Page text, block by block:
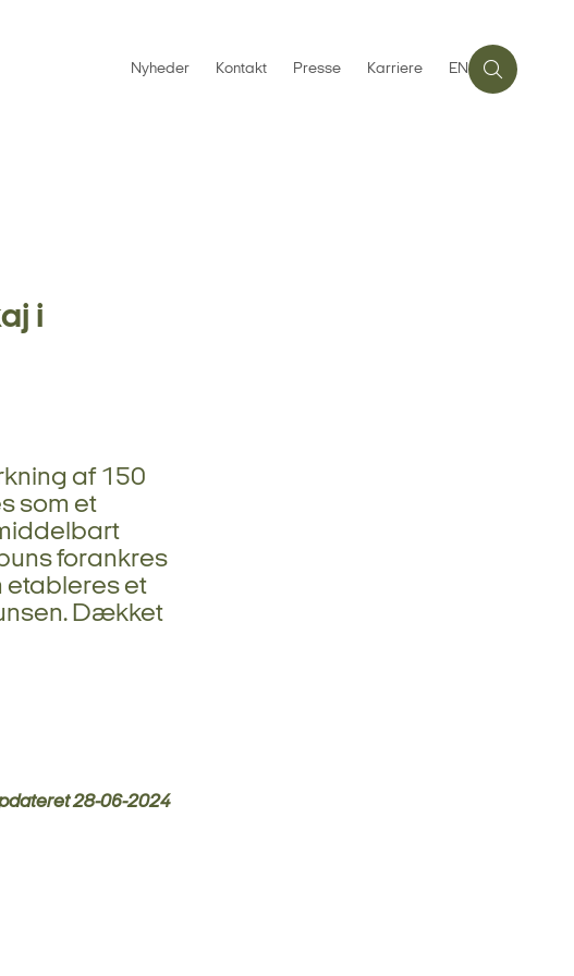
Nyheder Kontakt Presse Karriere EN
i
af 150
som et
forankres
etableres et
Dækket
28-06-2024